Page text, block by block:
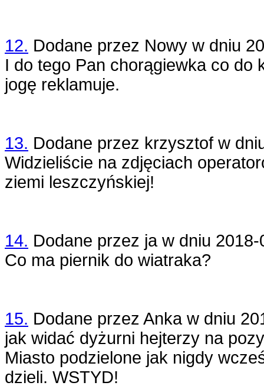
12. Dodane przez Nowy w dniu
I do tego Pan chorągiewka co do
jogę reklamuje.
13. Dodane przez krzysztofw
Widzieliście na zdjęciach
ziemi leszczyńskiej!
14. Dodane przez jaw dniu 2018-
Co ma piernik do wiatraka?
15. Dodane przez Ankaw dniu
jak widać dyżurni hejterzy na
Miasto podzielone jak nigdy
dzieli. WSTYD!